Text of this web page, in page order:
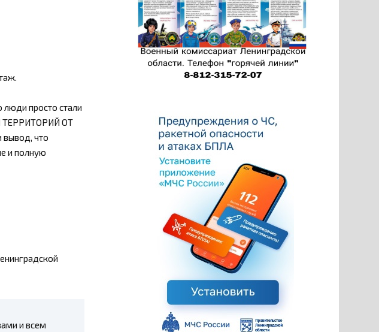
люди просто стали
ТЕРРИТОРИЙ ОТ
что
и полную
и всем